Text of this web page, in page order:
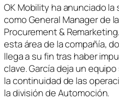
OK Mobility ha anunciado la
como General Manager de
Procurement &
esta área de la compañía,
llega a su fin tras haber
clave. García deja un
la continuidad de las
la división de Automoción.